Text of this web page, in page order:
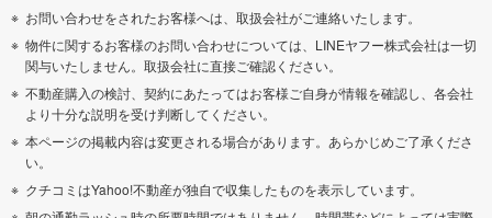
お問い合わせをされたお客様へは、取扱会社がご連絡いたします。
物件に関するお客様のお問い合わせについては、LINEヤフー株式会社は一切
関与いたしません。取扱会社に直接ご確認ください。
不動産購入の検討、契約にあたってはお客様ご自身が情報を確認し、各会社
より十分な説明を受け判断してください。
本ページの掲載内容は変更される場合があります。あらかじめご了承くださ
い。
クチコミはYahoo!不動産が独自で収集したものを表示しています。